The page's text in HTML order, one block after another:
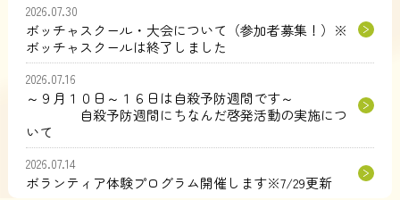
2026.07.30
ボッチャスクール・大会について（参加者募集！）※
ボッチャスクールは終了しました
2026.07.16
～９月１０日～１６日は自殺予防週間です～
自殺予防週間にちなんだ啓発活動の実施につ
いて
2026.07.14
ボランティア体験プログラム開催します※7/29更新